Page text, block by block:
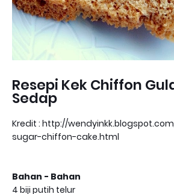
Resepi Kek Chiffon
Sedap
Kredit : http://
sugar-chiffon-cake.html
Bahan - Bahan
4 biji putih telur